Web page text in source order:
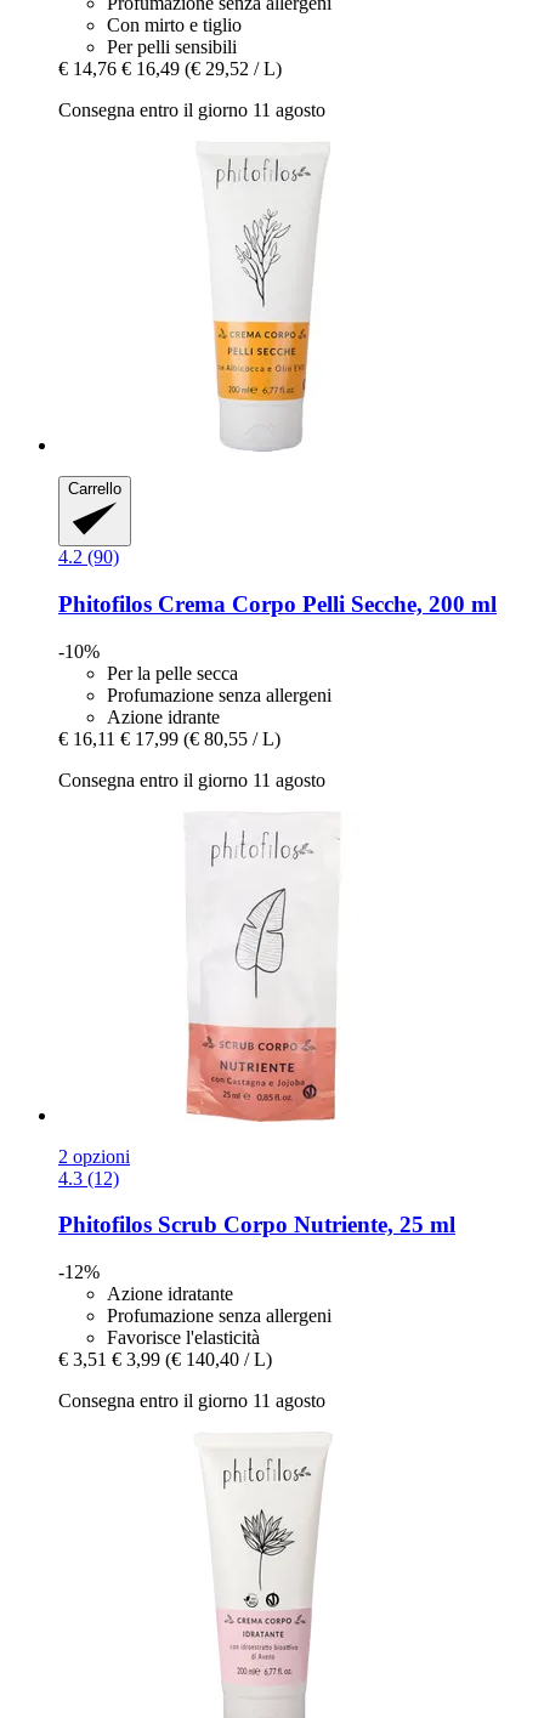
Con mirto e tiglio
Per pelli sensibili
€ 14,76 € 16,49 (€ 29,52 / L)
Consegna entro il giorno 11 agosto
Carrello
4.2 (90)
Phitofilos Crema Corpo Pelli Secche, 200 ml
-10%
Per la pelle secca
Profumazione senza allergeni
Azione idrante
€ 16,11 € 17,99 (€ 80,55 / L)
Consegna entro il giorno 11 agosto
2 opzioni
4.3 (12)
Phitofilos Scrub Corpo Nutriente, 25 ml
-12%
Azione idratante
Profumazione senza allergeni
Favorisce l'elasticità
€ 3,51 € 3,99 (€ 140,40 / L)
Consegna entro il giorno 11 agosto